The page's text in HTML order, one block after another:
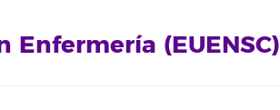
Enfermería (EUENSC)